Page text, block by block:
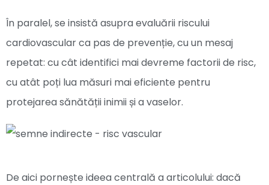
În paralel, se insistă asupra evaluării riscului
cardiovascular ca pas de prevenție, cu un mesaj
repetat: cu cât identifici mai devreme factorii de risc,
cu atât poți lua măsuri mai eficiente pentru
protejarea sănătății inimii și a vaselor.
De aici pornește ideea centrală a articolului: dacă